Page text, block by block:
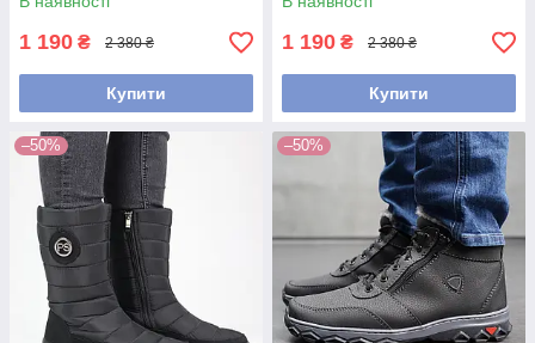
1 190 ₴ 2 380 ₴
Купити
1 190 ₴ 2 380 ₴
Купити
–50% –50%